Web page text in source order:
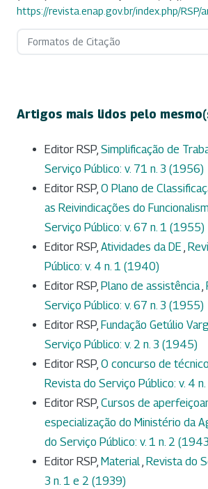
https://revista.enap.gov.br/index.php/
Formatos de Citação
Artigos mais lidos pelo
Editor RSP, Simplificação de
Serviço Público: v. 71 n. 3 (1956)
Editor RSP, O Plano de
as Reivindicações do
Serviço Público: v. 67 n. 1 (1955)
Editor RSP, Atividades da DE ,
Público: v. 4 n. 1 (1940)
Editor RSP, Plano de assistência,
Serviço Público: v. 67 n. 3 (1955)
Editor RSP, Fundação Getúlio
Serviço Público: v. 2 n. 3 (1945)
Editor RSP, O concurso de
Revista do Serviço Público: v. 4
Editor RSP, Cursos de
especialização do Ministério da
do Serviço Público: v. 1 n. 2
Editor RSP, Material, Revista do
3 n. 1 e 2 (1939)